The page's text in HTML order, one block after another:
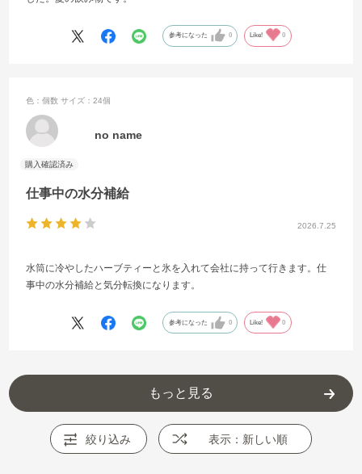
参考になった 0 Like! 0
2026.7.25
仕事中の水分補給
色：個数 サイズ：24個
no name
水筒に冷やしたハーブティーと氷を入れて会社に持って行きます。仕
事中の水分補給と気分転換になります。
参考になった 0 Like! 0
もっと見る
絞り込み 表示：新しい順